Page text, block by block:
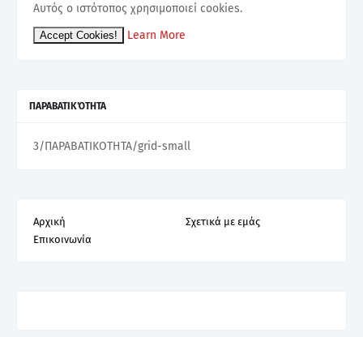
Αυτός ο ιστότοπος χρησιμοποιεί cookies.
Accept Cookies! Learn More
ΠΑΡΑΒΑΤΙΚΌΤΗΤΑ
3/ΠΑΡΑΒΑΤΙΚΟΤΗΤΑ/grid-small
Αρχική
Σχετικά με εμάς
Επικοινωνία